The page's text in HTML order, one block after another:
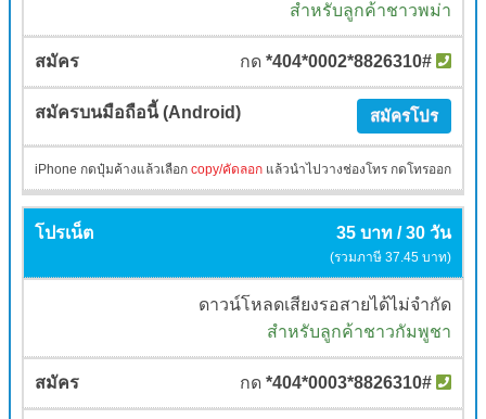
สำหรับลูกค้าชาวพม่า
กด*404*0002*8826310#
สมัครโปร
iPhone กดปุ๋มค้างแล้วเลือกcopy/คัดลอก แล้วนำไปวางช่องโทร กดโทรออก
35 บาท / 30 วัน
(รวมภาษี 37.45 บาท)
ดาวน์โหลดเสียงรอสายได้ไม่จำกัด
สำหรับลูกค้าชาวกัมพูชา
กด*404*0003*8826310#